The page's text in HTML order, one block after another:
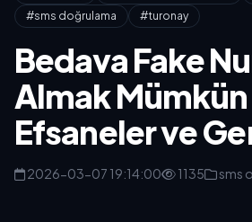
#sms doğrulama
#turonay
Bedava Fake
Almak
Efsaneler ve
2026-03-07 19:14:00 1135 sms